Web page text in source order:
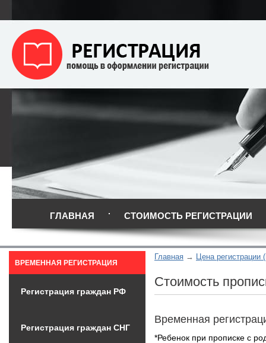
ГЛАВНАЯ СТОИМОСТЬ РЕГИСТРАЦИИ
Главная Цена регистрации
Стоимость
Временная
*Ребенок при прописке с
ВРЕМЕННАЯ РЕГИСТРАЦИЯ
Регистрация граждан РФ
Регистрация граждан СНГ